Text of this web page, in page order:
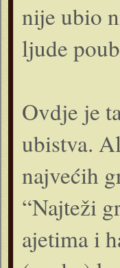
nije ubio
ljude
Ovdje je
ubistva.
najvećih
“Najteži
ajetima i